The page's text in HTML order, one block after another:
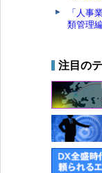
「人事
類管理
注目の